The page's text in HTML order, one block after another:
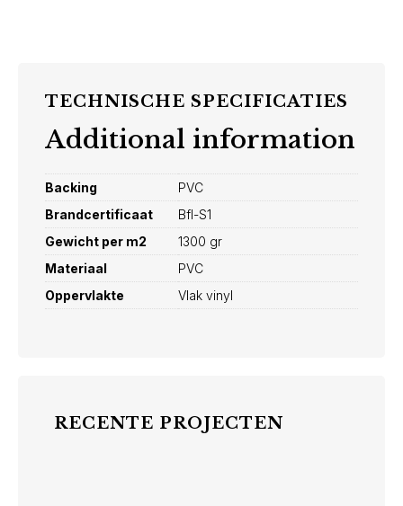
TECHNISCHE SPECIFICATIES
Additional information
Backing
PVC
Brandcertificaat
Bfl-S1
Gewicht per m2
1300 gr
Materiaal
PVC
Oppervlakte
Vlak vinyl
RECENTE PROJECTEN